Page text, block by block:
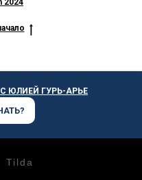
ЮЛИЕЙ ГУРЬ-АРЬЕ
Tilda